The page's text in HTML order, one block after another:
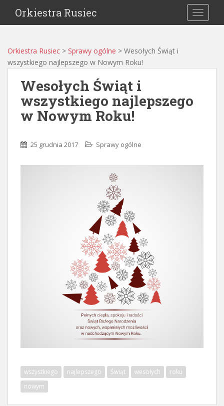
Orkiestra Rusiec
Orkiestra Rusiec > Sprawy ogólne > Wesołych Świąt i
wszystkiego najlepszego w Nowym Roku!
Wesołych Świąt i
wszystkiego najlepszego
w Nowym Roku!
25 grudnia 2017 Sprawy ogólne
wszystkiego najlepszego Świąt wesołych
roku
nowym